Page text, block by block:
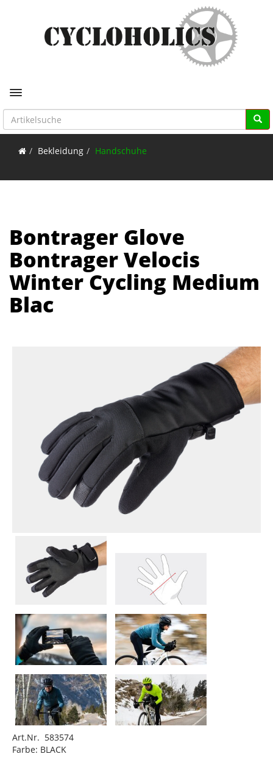
Toggle navigation
Bekleidung Handschuhe
Bontrager Glove
Bontrager Velocis
Winter Cycling Medium
Blac
Art.Nr. 583574
Farbe: BLACK